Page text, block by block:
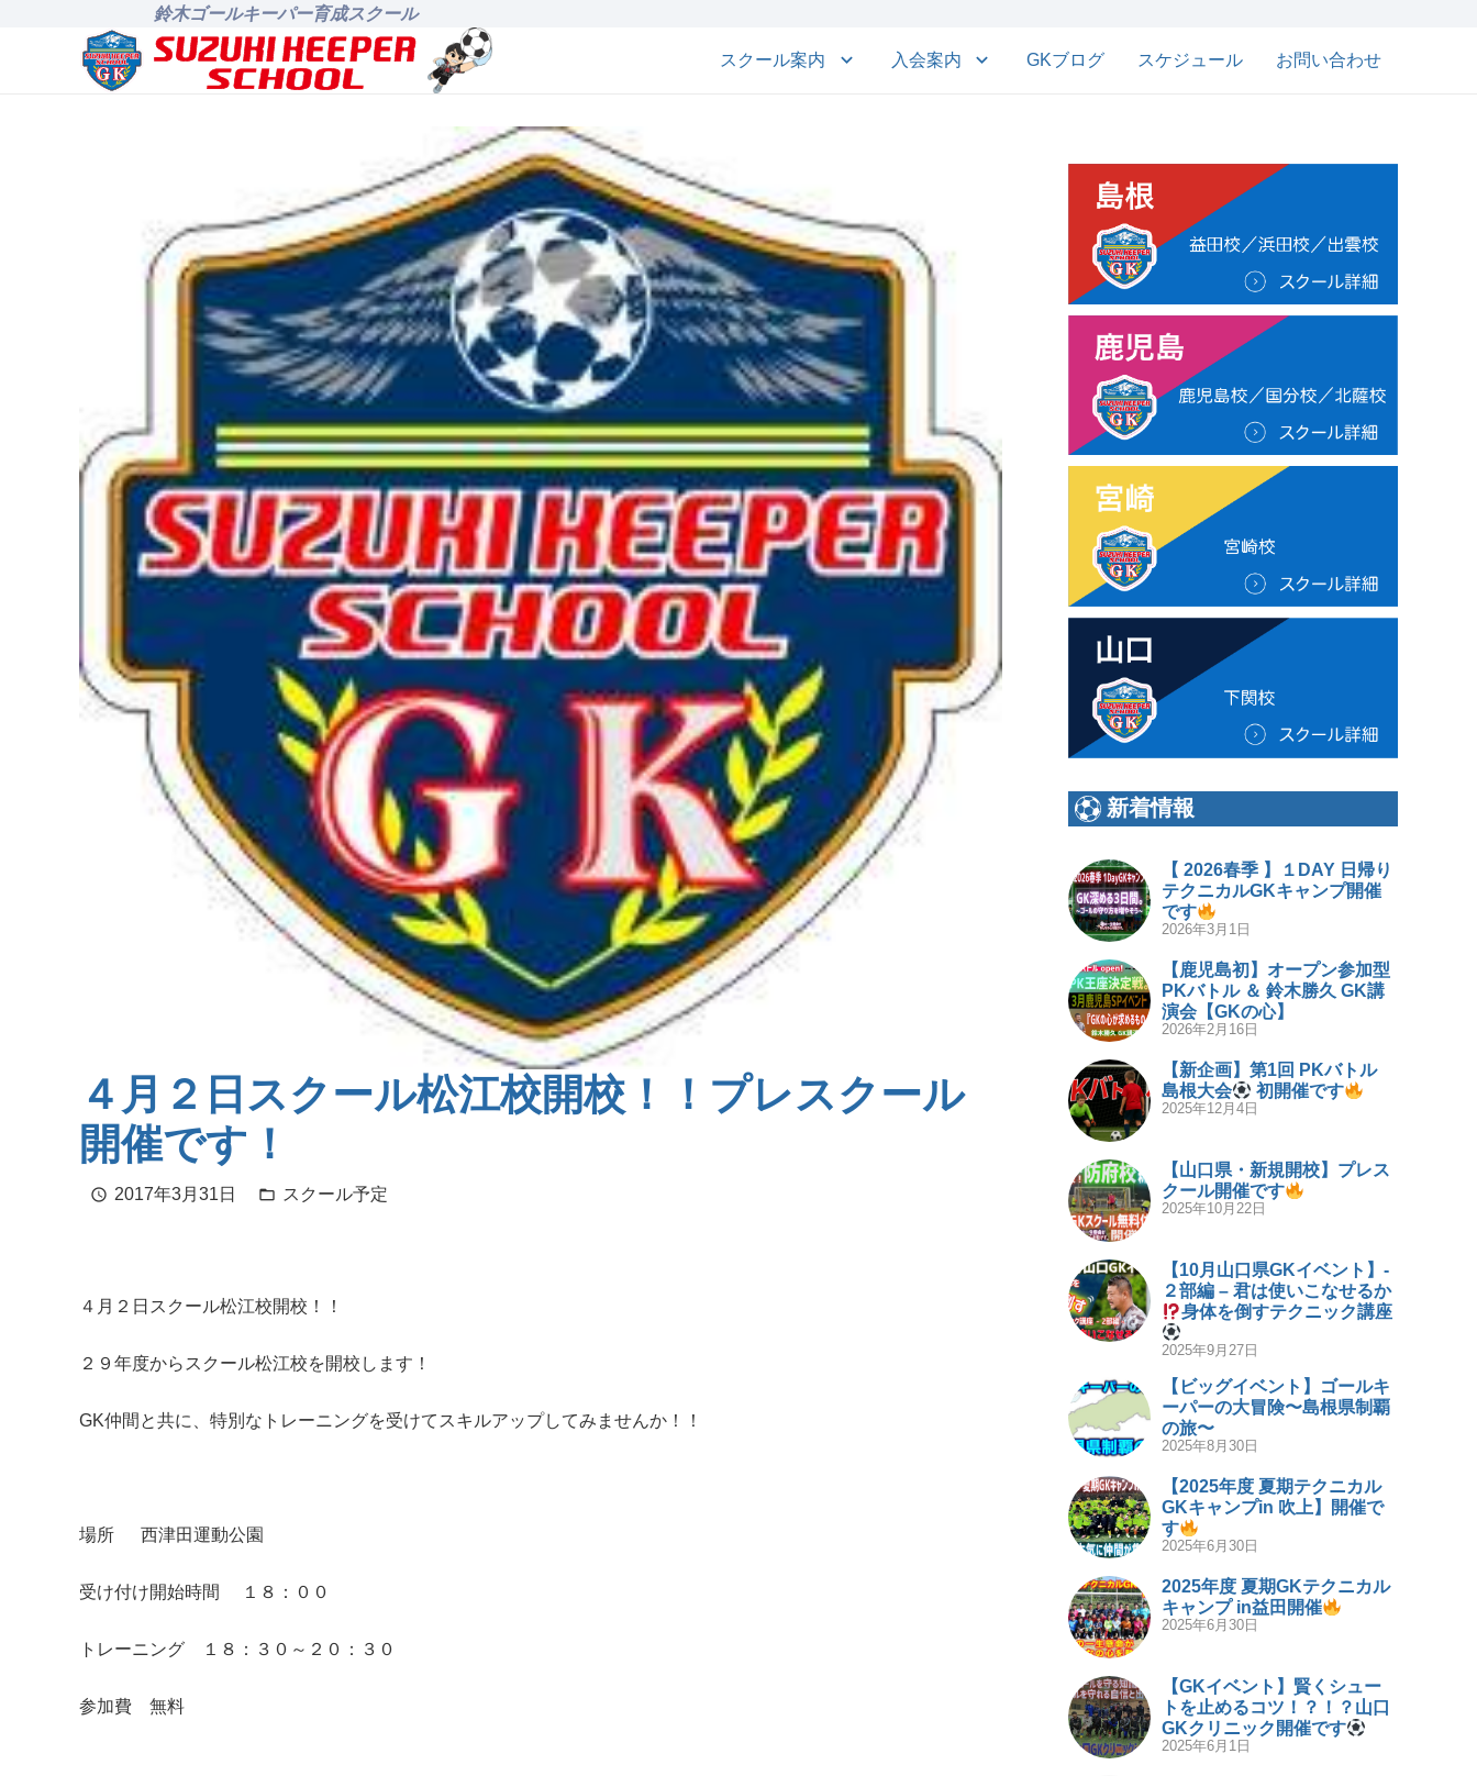
鈴木ゴールキーパー育成スクール
スクール案内 入会案内 GKブログ スケジュール お問い合わせ
４月２日スクール松江校開校！！プレスクール
開催です！
schedule 2017年3月31日 folder_open スクール予定
４月２日スクール松江校開校！！
２９年度からスクール松江校を開校します！
GK仲間と共に、特別なトレーニングを受けてスキルアップしてみませんか！！
場所 西津田運動公園
受け付け開始時間 １８：００
トレーニング １８：３０～２０：３０
参加費 無料
新着情報
【 2026春季 】１DAY 日帰り
テクニカルGKキャンプ開催
です
2026年3月1日
【鹿児島初】オープン参加型
PKバトル ＆ 鈴木勝久 GK講
演会【GKの心】
2026年2月16日
【新企画】第1回 PKバトル
島根大会
初開催です
2025年12月4日
【山口県・新規開校】プレス
クール開催です
2025年10月22日
【10月山口県GKイベント】-
２部編 – 君は使いこなせるか
身体を倒すテクニック講座
2025年9月27日
【ビッグイベント】ゴールキ
ーパーの大冒険〜島根県制覇
の旅〜
2025年8月30日
【2025年度 夏期テクニカル
GKキャンプin 吹上】開催で
す
2025年6月30日
2025年度 夏期GKテクニカル
キャンプ in益田開催
2025年6月30日
【GKイベント】賢くシュー
トを止めるコツ！？！？山口
GKクリニック開催です
2025年6月1日